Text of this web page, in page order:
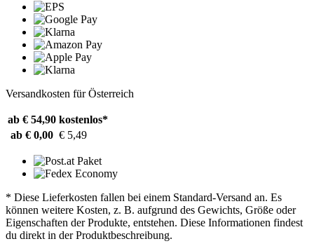
Versandkosten für Österreich
ab € 54,90 kostenlos*
ab € 0,00 € 5,49
* Diese Lieferkosten fallen bei einem Standard-Versand an. Es
können weitere Kosten, z. B. aufgrund des Gewichts, Größe oder
Eigenschaften der Produkte, entstehen. Diese Informationen findest
du direkt in der Produktbeschreibung.